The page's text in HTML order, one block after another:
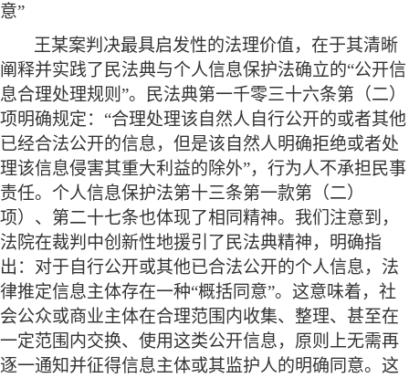
意”
王某案判决最具启发性的法理价值，在于其清晰
阐释并实践了民法典与个人信息保护法确立的“公开信
息合理处理规则”。民法典第一千零三十六条第（二）
项明确规定：“合理处理该自然人自行公开的或者其他
已经合法公开的信息，但是该自然人明确拒绝或者处
理该信息侵害其重大利益的除外”，行为人不承担民事
责任。个人信息保护法第十三条第一款第（二）
项）、第二十七条也体现了相同精神。我们注意到，
法院在裁判中创新性地援引了民法典精神，明确指
出：对于自行公开或其他已合法公开的个人信息，法
律推定信息主体存在一种“概括同意”。这意味着，社
会公众或商业主体在合理范围内收集、整理、甚至在
一定范围内交换、使用这类公开信息，原则上无需再
逐一通知并征得信息主体或其监护人的明确同意。这